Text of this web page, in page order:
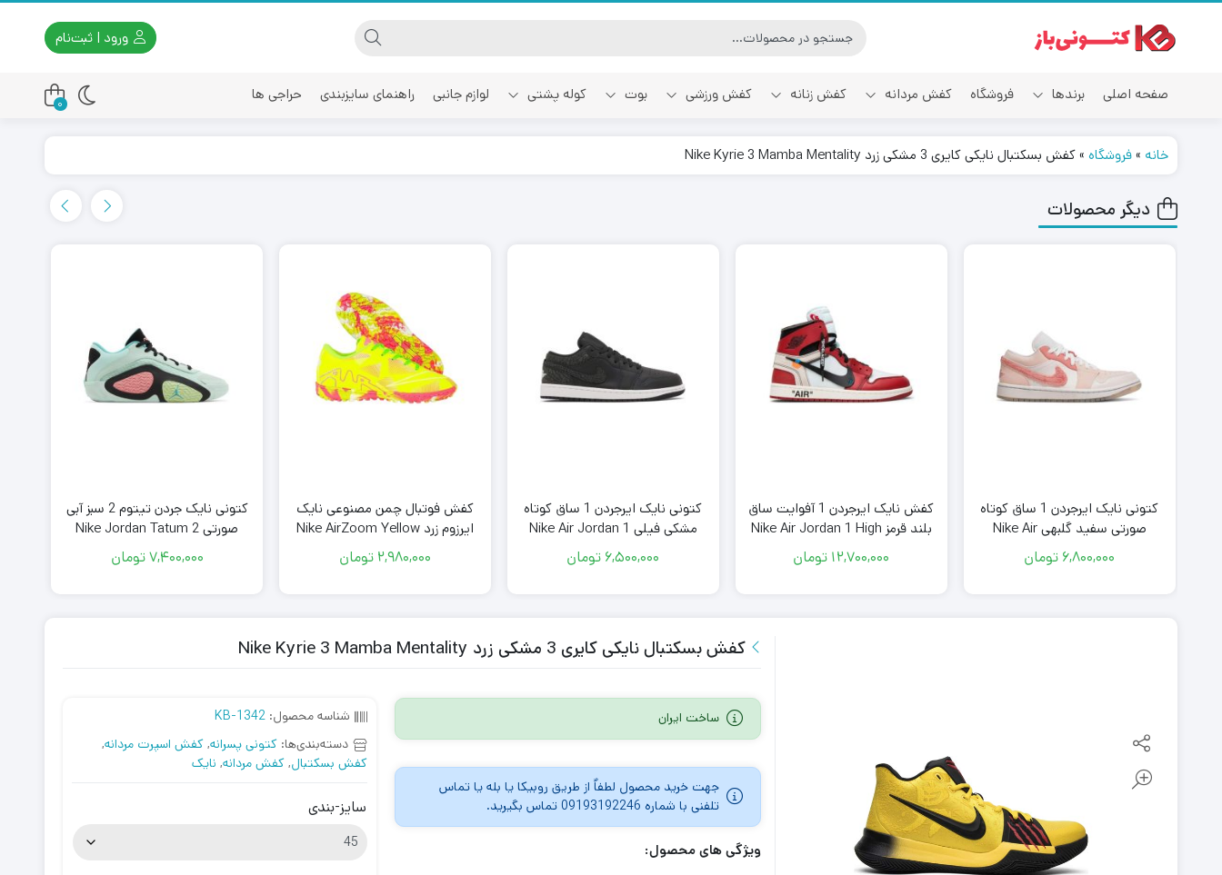
ورود | ثبت‌نام
صفحه اصلی برندها
آدیداس آفوایت
فروشگاه کفش مردانه کفش زنانه کفش ورزشی بوت کوله پشتی لوازم جانبی راهنمای سایزبندی حراجی ها
0
خانه »فروشگاه»کفش بسکتبال نایکی کایری 3 مشکی زرد Nike Kyrie 3 Mamba Mentality
دیگر محصولات
کتونی نایک ایرجردن 1 ساق کوتاه
صورتی سفید گلبهی Nike Air
Jordan 1 Low Mighty
Swooshers
6,800,000 تومان
کفش نایک ایرجردن 1 آفوایت ساق
بلند قرمز Nike Air Jordan 1 High
Off-White Chicago Red
12,700,000 تومان
کتونی نایک ایرجردن 1 ساق کوتاه
مشکی فیلی Nike Air Jordan 1
Low Black Elephant
6,500,000 تومان
کفش فوتبال چمن مصنوعی نایک
ایرزوم زرد Nike AirZoom Yellow
2,980,000 تومان
کتونی نایک جردن تیتوم 2 سبز آبی
صورتی Nike Jordan Tatum 2
Vortex
7,400,000تومان
کفش بسکتبال نایکی کایری 3 مشکی زرد Nike Kyrie 3 Mamba Mentality
ساخت ایران
جهت خرید محصول لطفاٌ از طریق روبیکا یا بله یا تماس
تلفنی با شماره 09193192246 تماس بگیرید.
ویژگی های محصول:
شناسه محصول: KB-1342
دسته‌بندی‌ها: کتونی پسرانه, کفش اسپرت مردانه,
کفش بسکتبال, کفش مردانه, نایک
سایز-بندی